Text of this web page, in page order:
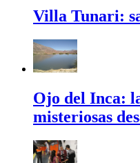
Villa Tunari:
Ojo del Inca:
misteriosas